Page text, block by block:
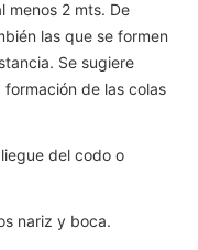
menos 2 mts. De
las que se formen
Se sugiere
de las colas
del codo o
nariz y boca.